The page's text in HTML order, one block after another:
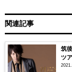
関連記事
筑
ツ